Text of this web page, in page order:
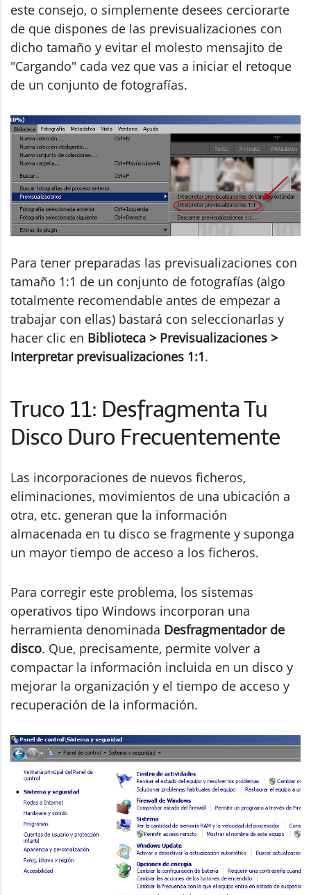
este consejo, o simplemente desees cerciorarte
de que dispones de las previsualizaciones con
dicho tamaño y evitar el molesto mensajito de
"Cargando" cada vez que vas a iniciar el retoque
de un conjunto de fotografías.
Para tener preparadas las previsualizaciones con
tamaño 1:1 de un conjunto de fotografías (algo
totalmente recomendable antes de empezar a
trabajar con ellas) bastará con seleccionarlas y
hacer clic en Biblioteca > Previsualizaciones >
Interpretar previsualizaciones 1:1.
Truco 11: Desfragmenta Tu
Disco Duro Frecuentemente
Las incorporaciones de nuevos ficheros,
eliminaciones, movimientos de una ubicación a
otra, etc. generan que la información
almacenada en tu disco se fragmente y suponga
un mayor tiempo de acceso a los ficheros.
Para corregir este problema, los sistemas
operativos tipo Windows incorporan una
herramienta denominada Desfragmentador de
disco. Que, precisamente, permite volver a
compactar la información incluida en un disco y
mejorar la organización y el tiempo de acceso y
recuperación de la información.